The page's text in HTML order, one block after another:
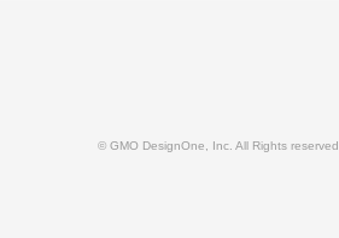
© GMO DesignOne, Inc. All Rights reserved.